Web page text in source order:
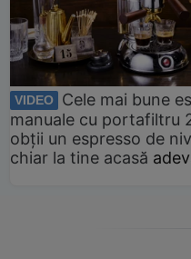
VIDEO
Cele mai bune
manuale cu portafiltru
obții un espresso de
chiar la tine acasă